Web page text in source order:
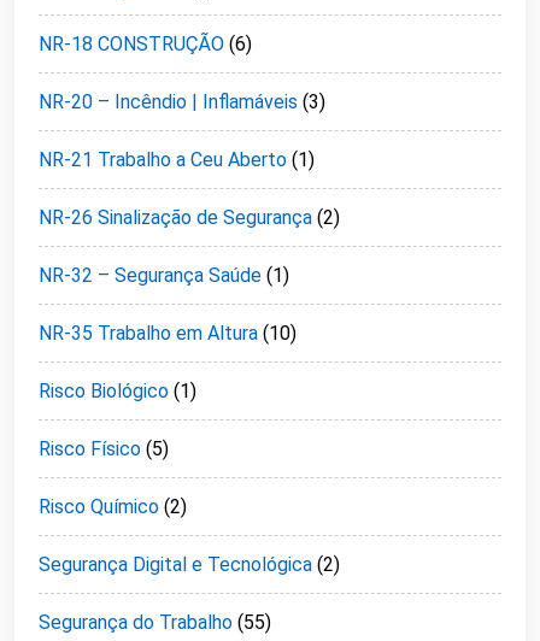
NR-18 CONSTRUÇÃO (6)
NR-20 – Incêndio | Inflamáveis (3)
NR-21 Trabalho a Ceu Aberto (1)
NR-26 Sinalização de Segurança (2)
NR-32 – Segurança Saúde (1)
NR-35 Trabalho em Altura (10)
Risco Biológico (1)
Risco Físico (5)
Risco Químico (2)
Segurança Digital e Tecnológica (2)
Segurança do Trabalho (55)